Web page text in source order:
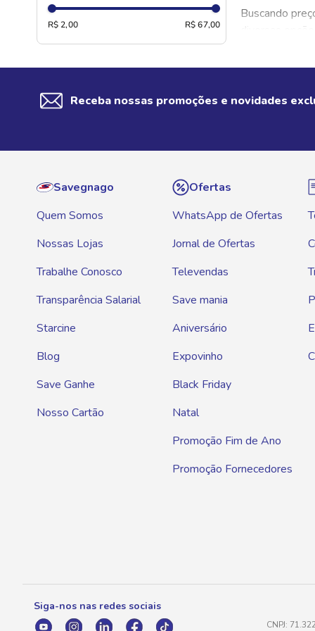
PRINCESS
PURO MALTE
SKOL
R$ 2,00 R$ 67,00
Buscando
diversas
Onde
Aqui no
Antarctica,
O que é
A cerveja
cerveja
Esse tipo de
Marcas
Entre as
Tipos de
Ao comprar
A cerveja em
Os packs
O preço da
Receba nossas promoções e novidades
Savegnago
Quem Somos
Nossas Lojas
Trabalhe Conosco
Transparência Salarial
Starcine
Blog
Save Ganhe
Nosso Cartão
Ofertas
WhatsApp de Ofertas
Jornal de Ofertas
Televendas
Save mania
Aniversário
Expovinho
Black Friday
Natal
Promoção Fim de Ano
Promoção Fornecedores
Siga-nos nas redes sociais
CNPJ: